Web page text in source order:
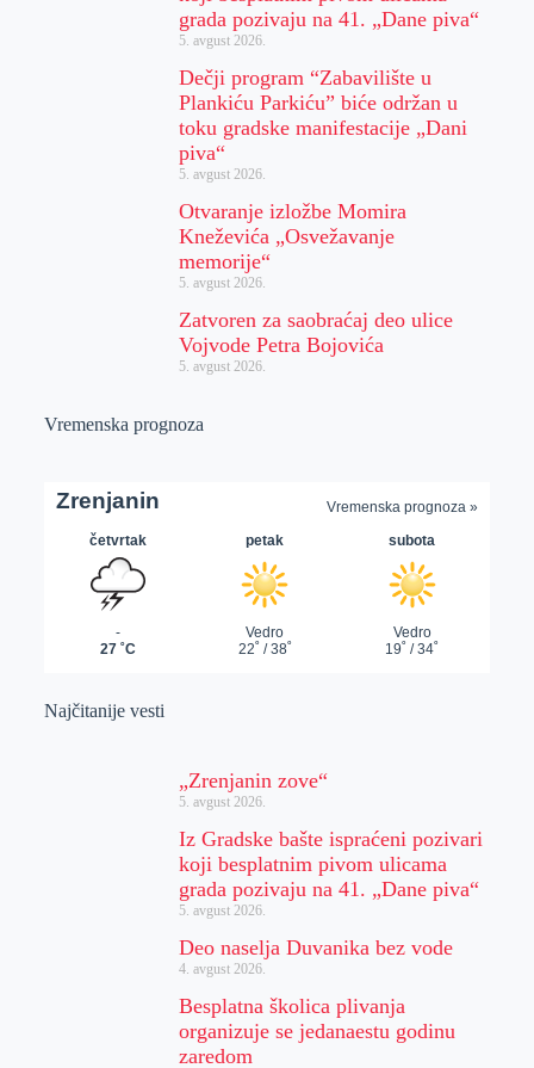
grada pozivaju na 41. „Dane piva“
5. avgust 2026.
Dečji program “Zabavilište u
Plankiću Parkiću” biće održan u
toku gradske manifestacije „Dani
piva“
5. avgust 2026.
Otvaranje izložbe Momira
Kneževića „Osvežavanje
memorije“
5. avgust 2026.
Zatvoren za saobraćaj deo ulice
Vojvode Petra Bojovića
5. avgust 2026.
Vremenska prognoza
Najčitanije vesti
„Zrenjanin zove“
5. avgust 2026.
Iz Gradske bašte ispraćeni pozivari
koji besplatnim pivom ulicama
grada pozivaju na 41. „Dane piva“
5. avgust 2026.
Deo naselja Duvanika bez vode
4. avgust 2026.
Besplatna školica plivanja
organizuje se jedanaestu godinu
zaredom